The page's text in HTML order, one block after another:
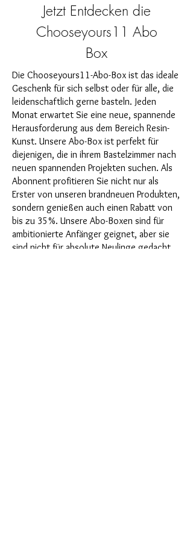
Jetzt Entdecken die
Chooseyours11 Abo
Box
Die Chooseyours11-Abo-Box ist das ideale
Geschenk für sich selbst oder für alle, die
leidenschaftlich gerne basteln. Jeden
Monat erwartet Sie eine neue, spannende
Herausforderung aus dem Bereich Resin-
Kunst. Unsere Abo-Box ist perfekt für
diejenigen, die in ihrem Bastelzimmer nach
neuen spannenden Projekten suchen. Als
Abonnent profitieren Sie nicht nur als
Erster von unseren brandneuen Produkten,
sondern genießen auch einen Rabatt von
bis zu 35%. Unsere Abo-Boxen sind für
ambitionierte Anfänger geignet, aber sie
sind nicht für absolute Neulinge gedacht.